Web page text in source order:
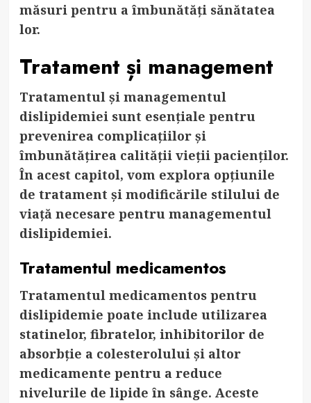
măsuri pentru a îmbunătăți sănătatea
lor.
Tratament și management
Tratamentul și managementul
dislipidemiei sunt esențiale pentru
prevenirea complicațiilor și
îmbunătățirea calității vieții pacienților.
În acest capitol, vom explora opțiunile
de tratament și modificările stilului de
viață necesare pentru managementul
dislipidemiei.
Tratamentul medicamentos
Tratamentul medicamentos pentru
dislipidemie poate include utilizarea
statinelor, fibratelor, inhibitorilor de
absorbție a colesterolului și altor
medicamente pentru a reduce
nivelurile de lipide în sânge. Aceste